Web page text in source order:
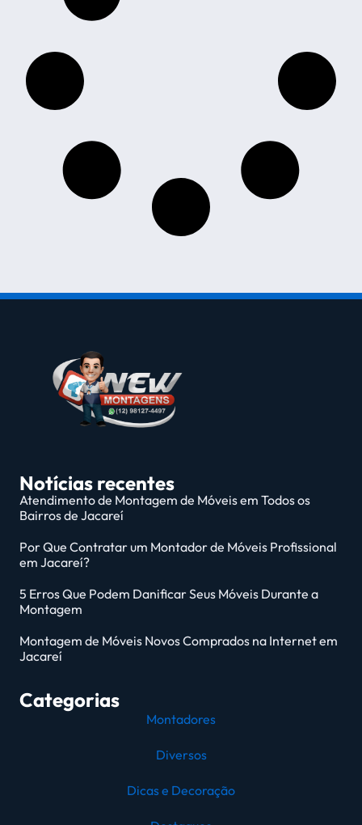
Notícias recentes
Atendimento de Montagem de Móveis em Todos os
Bairros de Jacareí
Por Que Contratar um Montador de Móveis Profissional
em Jacareí?
5 Erros Que Podem Danificar Seus Móveis Durante a
Montagem
Montagem de Móveis Novos Comprados na Internet em
Jacareí
Categorias
Montadores
Diversos
Dicas e Decoração